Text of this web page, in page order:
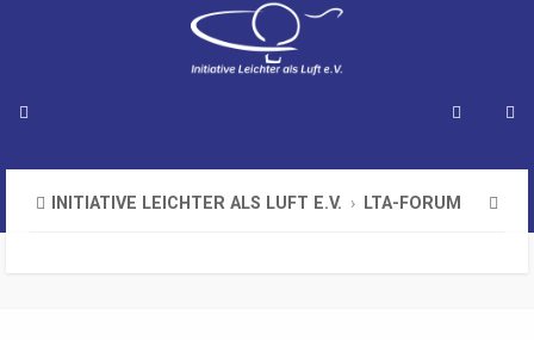
INITIATIVE LEICHTER ALS LUFT E.V. LTA-FORUM